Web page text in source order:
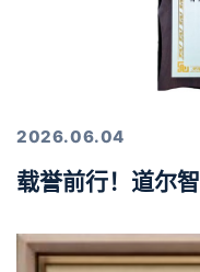
2026.06.04
载誉前行！道尔